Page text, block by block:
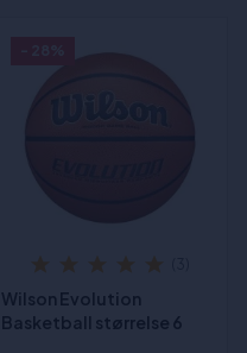
Wilson Evolution
Basketball størrelse 6